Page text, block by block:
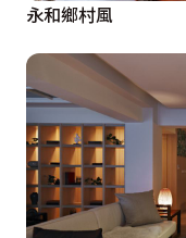
永和鄉村風